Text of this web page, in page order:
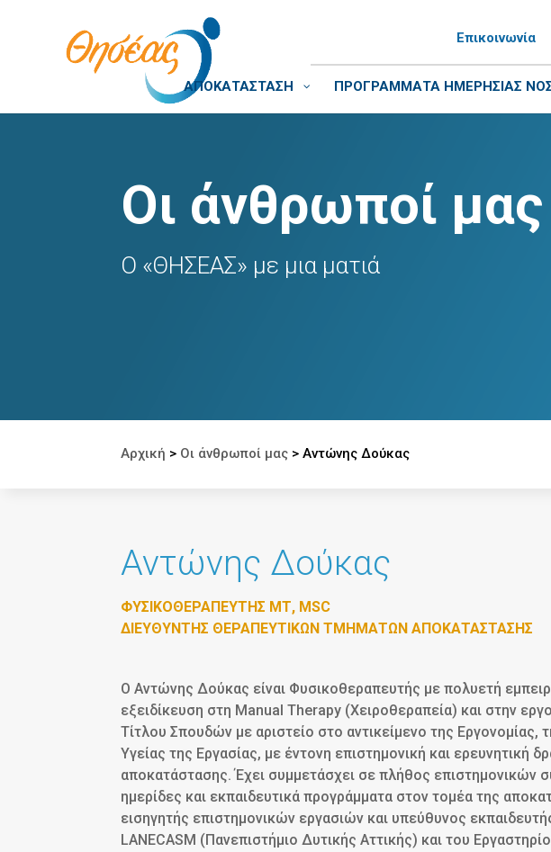
Επικοινωνία
ΑΠΟΚΑΤΑΣΤΑΣΗ ΠΡΟΓΡΑΜΜΑΤΑ ΗΜΕΡΗΣΙΑΣ
Οι άνθρωποί μας
Ο «ΘΗΣΕΑΣ» με μια ματιά
Αρχική > Οι άνθρωποί μας >Αντώνης Δούκας
Αντώνης Δούκας
ΦΥΣΙΚΟΘΕΡΑΠΕΥΤΗΣ ΜΤ, MSC
ΔΙΕΥΘΥΝΤΗΣ ΘΕΡΑΠΕΥΤΙΚΩΝ ΤΜΗΜΑΤΩΝ ΑΠΟΚΑΤΑΣΤΑΣΗΣ
Ο Αντώνης Δούκας είναι Φυσικοθεραπευτής με πολυετή
εξειδίκευση στη Manual Therapy (Χειροθεραπεία) και στην
Τίτλου Σπουδών με αριστείο στο αντικείμενο της Εργονομίας,
Υγείας της Εργασίας, με έντονη επιστημονική και ερευνητική
αποκατάστασης. Έχει συμμετάσχει σε πλήθος επιστημονικών
ημερίδες και εκπαιδευτικά προγράμματα στον τομέα της
εισηγητής επιστημονικών εργασιών και υπεύθυνος
LANECASM (Πανεπιστήμιο Δυτικής Αττικής) και του